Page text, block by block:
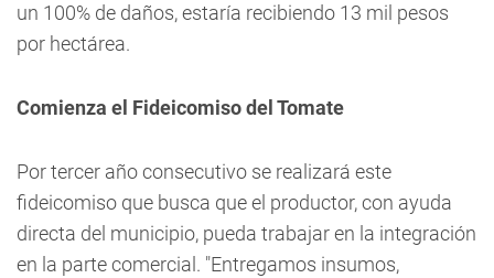
un 100% de daños, estaría recibiendo 13 mil pesos
por hectárea.
Comienza el Fideicomiso del Tomate
Por tercer año consecutivo se realizará este
fideicomiso que busca que el productor, con ayuda
directa del municipio, pueda trabajar en la integración
en la parte comercial. "Entregamos insumos,